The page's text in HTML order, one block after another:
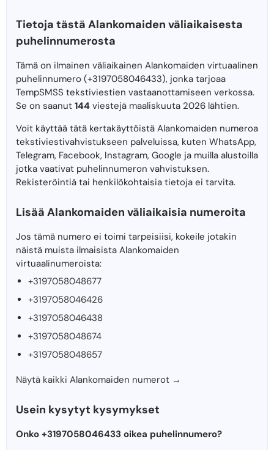
Tietoja tästä Alankomaiden väliaikaisesta
puhelinnumerosta
Tämä on ilmainen väliaikainen Alankomaiden virtuaalinen
puhelinnumero (+3197058046433), jonka tarjoaa
TempSMSS tekstiviestien vastaanottamiseen verkossa.
Se on saanut 144 viestejä maaliskuuta 2026 lähtien.
Voit käyttää tätä kertakäyttöistä Alankomaiden numeroa
tekstiviestivahvistukseen palveluissa, kuten WhatsApp,
Telegram, Facebook, Instagram, Google ja muilla alustoilla
jotka vaativat puhelinnumeron vahvistuksen.
Rekisteröintiä tai henkilökohtaisia ​​tietoja ei tarvita.
Lisää Alankomaiden väliaikaisia ​​numeroita
Jos tämä numero ei toimi tarpeisiisi, kokeile jotakin
näistä muista ilmaisista Alankomaiden
virtuaalinumeroista:
+3197058048677
+3197058046426
+3197058046438
+3197058048674
+3197058048657
Näytä kaikki Alankomaiden numerot →
Usein kysytyt kysymykset
Onko +3197058046433 oikea puhelinnumero?